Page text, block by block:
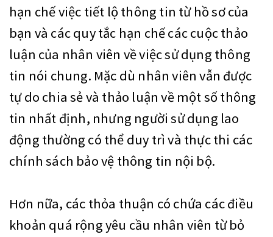
hạn chế việc tiết lộ thông tin từ hồ sơ của
bạn và các quy tắc hạn chế các cuộc thảo
luận của nhân viên về việc sử dụng thông
tin nói chung. Mặc dù nhân viên vẫn được
tự do chia sẻ và thảo luận về một số thông
tin nhất định, nhưng người sử dụng lao
động thường có thể duy trì và thực thi các
chính sách bảo vệ thông tin nội bộ.
Hơn nữa, các thỏa thuận có chứa các điều
khoản quá rộng yêu cầu nhân viên từ bỏ